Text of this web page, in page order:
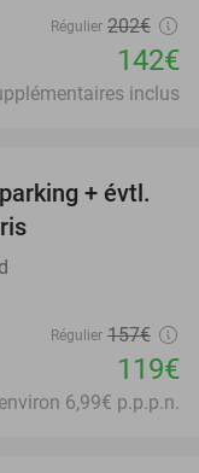
Régulier 202€
142€
inclus
24%
+ évtl.
Régulier 157€
119€
6,99€ p.p.p.n.